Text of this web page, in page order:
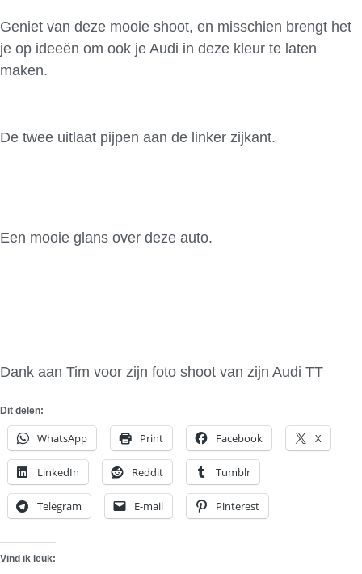
Geniet van deze mooie shoot, en misschien brengt het
je op ideeën om ook je Audi in deze kleur te laten
maken.
De twee uitlaat pijpen aan de linker zijkant.
Een mooie glans over deze auto.
Dank aan Tim voor zijn foto shoot van zijn Audi TT
Dit delen:
WhatsApp Print Facebook X
LinkedIn Reddit Tumblr
Telegram E-mail Pinterest
Vind ik leuk: